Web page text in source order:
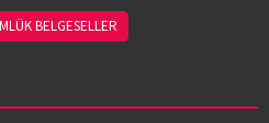
BELGESELLER